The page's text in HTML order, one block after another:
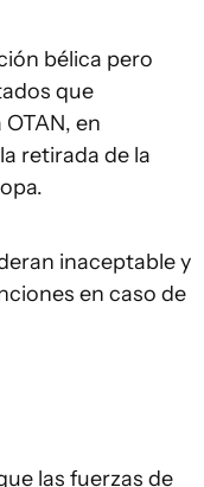
bélica pero
que
en
retirada de la
inaceptable y
en caso de
las fuerzas de